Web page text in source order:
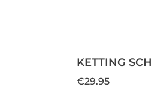
KETTING
€29.95